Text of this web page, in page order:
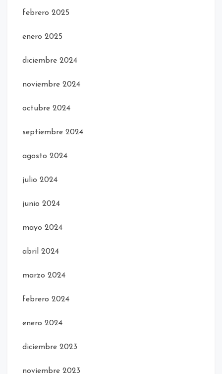
febrero 2025
enero 2025
diciembre 2024
noviembre 2024
octubre 2024
septiembre 2024
agosto 2024
julio 2024
junio 2024
mayo 2024
abril 2024
marzo 2024
febrero 2024
enero 2024
diciembre 2023
noviembre 2023